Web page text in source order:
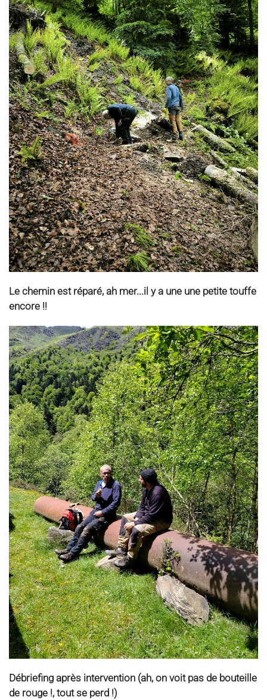
Le chemin est réparé, ah mer...il y a une une petite touffe
encore !!
Débriefing après intervention (ah, on voit pas de bouteille
de rouge !, tout se perd !)